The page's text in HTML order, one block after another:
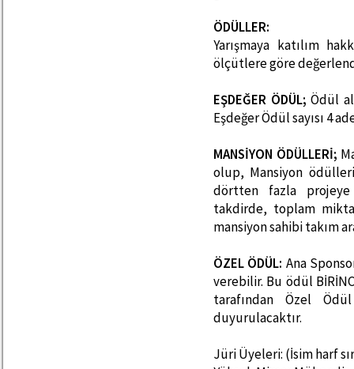
ÖDÜLLER:
Yarışmaya katılım
ölçütlere göre
EŞDEĞER ÖDÜL;Ödül
Eşdeğer Ödül sayısı 4
MANSİYON ÖDÜLLERİ;
olup, Mansiyon
dörtten fazla
takdirde, toplam
mansiyon sahibi takım
ÖZEL ÖDÜL: Ana
verebilir. Bu ödül
tarafından Özel
duyurulacaktır.
Jüri Üyeleri: (İsim harf